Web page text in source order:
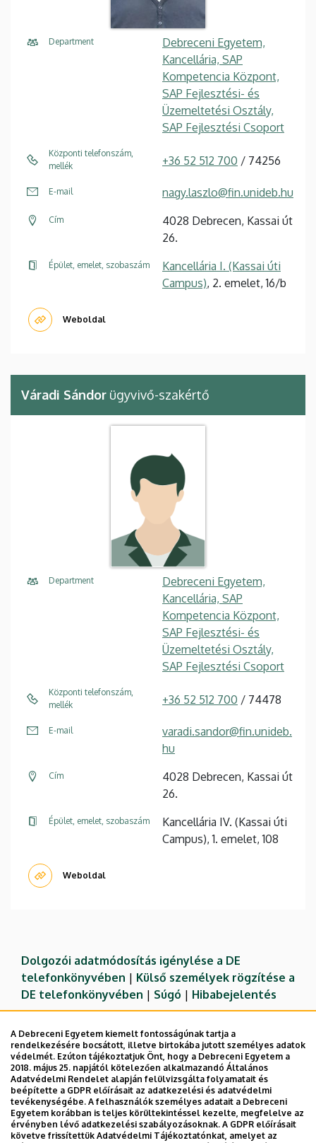
Department
Debreceni Egyetem,
Kancellária, SAP
Kompetencia Központ,
SAP Fejlesztési- és
Üzemeltetési Osztály,
SAP Fejlesztési Csoport
Központi telefonszám,
mellék
+36 52 512 700 / 74256
E-mail nagy.laszlo@fin.unideb.hu
Cím
4028 Debrecen, Kassai út
26.
Épület, emelet, szobaszám
Kancellária I. (Kassai úti
Campus), 2. emelet, 16/b
Weboldal
Váradi Sándor ügyvivő-szakértő
Department
Debreceni Egyetem,
Kancellária, SAP
Kompetencia Központ,
SAP Fejlesztési- és
Üzemeltetési Osztály,
SAP Fejlesztési Csoport
Központi telefonszám,
mellék
+36 52 512 700 / 74478
E-mail
varadi.sandor@fin.unideb.
hu
Cím
4028 Debrecen, Kassai út
26.
Épület, emelet, szobaszám
Kancellária IV. (Kassai úti
Campus), 1. emelet, 108
Weboldal
Dolgozói adatmódosítás igénylése a DE
telefonkönyvében | Külső személyek rögzítése a
DE telefonkönyvében | Súgó | Hibabejelentés
Adatvédelem
A Debreceni Egyetem kiemelt fontosságúnak tartja a
rendelkezésére bocsátott, illetve birtokába jutott személyes adatok
védelmét. Ezúton tájékoztatjuk Önt, hogy a Debreceni Egyetem a
2018. május 25. napjától kötelezően alkalmazandó Általános
Adatvédelmi Rendelet alapján felülvizsgálta folyamatait és
beépítette a GDPR előírásait az adatkezelési és adatvédelmi
tevékenységébe. A felhasználók személyes adatait a Debreceni
Egyetem korábban is teljes körültekintéssel kezelte, megfelelve az
érvényben lévő adatkezelési szabályozásoknak. A GDPR előírásait
követve frissítettük Adatvédelmi Tájékoztatónkat, amelyet az